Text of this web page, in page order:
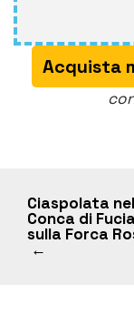
Acquista
Ciaspolata
Conca di
sulla Forca
←